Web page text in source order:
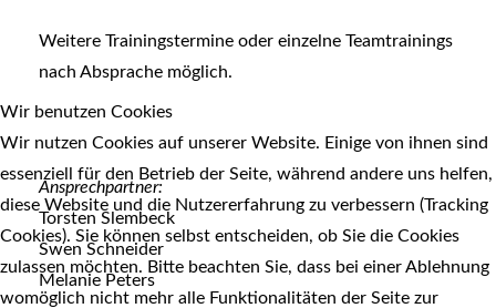
Weitere Trainingstermine oder einzelne Teamtrainings
nach Absprache möglich.
Ansprechpartner:
Torsten Slembeck
Swen Schneider
Melanie Peters
Wir benutzen Cookies
Wir nutzen Cookies auf unserer Website. Einige von ihnen sind
essenziell für den Betrieb der Seite, während andere uns helfen,
diese Website und die Nutzererfahrung zu verbessern (Tracking
Cookies). Sie können selbst entscheiden, ob Sie die Cookies
zulassen möchten. Bitte beachten Sie, dass bei einer Ablehnung
womöglich nicht mehr alle Funktionalitäten der Seite zur